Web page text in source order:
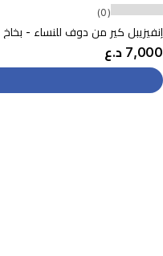
(0)
إنفيزيبل كير من دوف للنساء - بخاخ معطر للجسم, 250 مل
7,000 د.ع